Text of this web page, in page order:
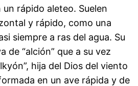
rápido aleteo. Suelen
y rápido, como una
siempre a ras del agua. Su
de “alción” que a su vez
hija del Dios del viento
en un ave rápida y de